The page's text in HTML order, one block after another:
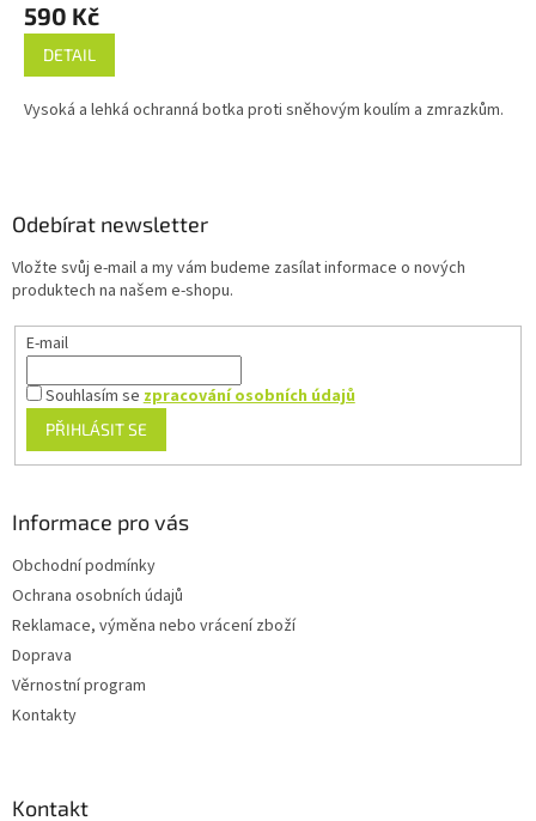
590 Kč
DETAIL
Vysoká a lehká ochranná botka proti sněhovým koulím a zmrazkům.
Odebírat newsletter
Vložte svůj e-mail a my vám budeme zasílat informace o nových
produktech na našem e-shopu.
E-mail
Souhlasím sezpracování osobních údajů
PŘIHLÁSIT SE
Informace pro vás
Obchodní podmínky
Ochrana osobních údajů
Reklamace, výměna nebo vrácení zboží
Doprava
Věrnostní program
Kontakty
Kontakt